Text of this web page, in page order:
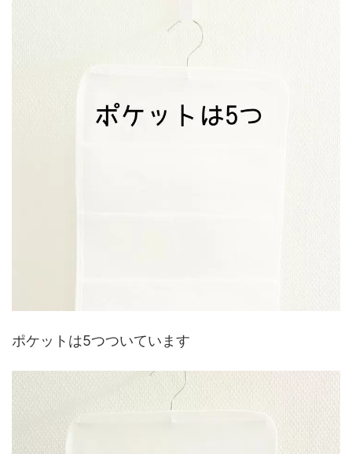
ポケットは5つついています